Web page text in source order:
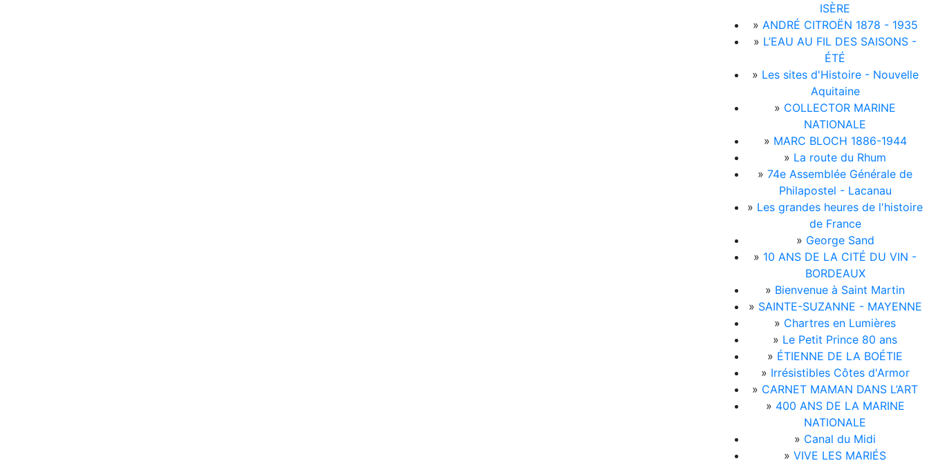
ISÈRE
» ANDRÉ CITROËN 1878 - 1935
» L’EAU AU FIL DES SAISONS -
ÉTÉ
» Les sites d'Histoire - Nouvelle
Aquitaine
» COLLECTOR MARINE
NATIONALE
» MARC BLOCH 1886-1944
» La route du Rhum
» 74e Assemblée Générale de
Philapostel - Lacanau
» Les grandes heures de l'histoire
de France
» George Sand
» 10 ANS DE LA CITÉ DU VIN -
BORDEAUX
» Bienvenue à Saint Martin
» SAINTE-SUZANNE - MAYENNE
» Chartres en Lumières
» Le Petit Prince 80 ans
» ÉTIENNE DE LA BOÉTIE
» Irrésistibles Côtes d'Armor
» CARNET MAMAN DANS L’ART
» 400 ANS DE LA MARINE
NATIONALE
» Canal du Midi
» VIVE LES MARIÉS